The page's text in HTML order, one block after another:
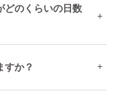
どのくらいの日数
すか？